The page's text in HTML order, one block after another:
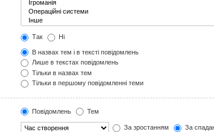
Так
Ні
В назвах тем і в тексті повідомлень
Лише в текстах повідомлень
Тільки в назвах тем
Тільки в першому повідомленні теми
Повідомлень
Тем
За зростанням За